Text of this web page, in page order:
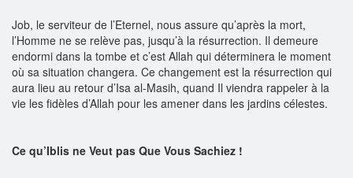
Job, le serviteur de l’Eternel, nous assure qu’après la mort,
l’Homme ne se relève pas, jusqu’à la résurrection. Il demeure
endormi dans la tombe et c’est Allah qui déterminera le moment
où sa situation changera. Ce changement est la résurrection qui
aura lieu au retour d’Isa al-Masih, quand Il viendra rappeler à la
vie les fidèles d’Allah pour les amener dans les jardins célestes.
Ce qu’Iblis ne Veut pas Que Vous Sachiez !